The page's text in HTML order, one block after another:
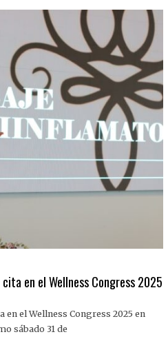
en el Wellness Congress 2025
en el Wellness Congress 2025 en
sábado 31 de